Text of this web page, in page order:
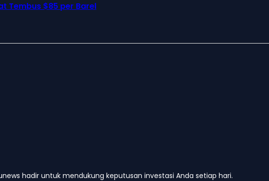
Tembus $85 per Barel
hadir untuk mendukung keputusan investasi Anda setiap hari.